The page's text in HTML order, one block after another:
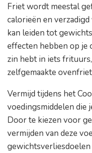
Friet wordt meestal
calorieën en
kan leiden tot
effecten hebben op je
zin hebt in iets
zelfgemaakte
Vermijd tijdens het
voedingsmiddelen die
Door te kiezen voor
vermijden van deze